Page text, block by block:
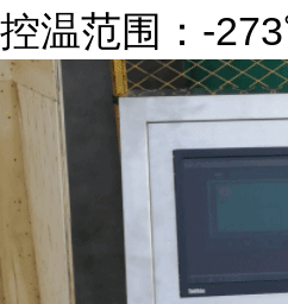
控温范围：-